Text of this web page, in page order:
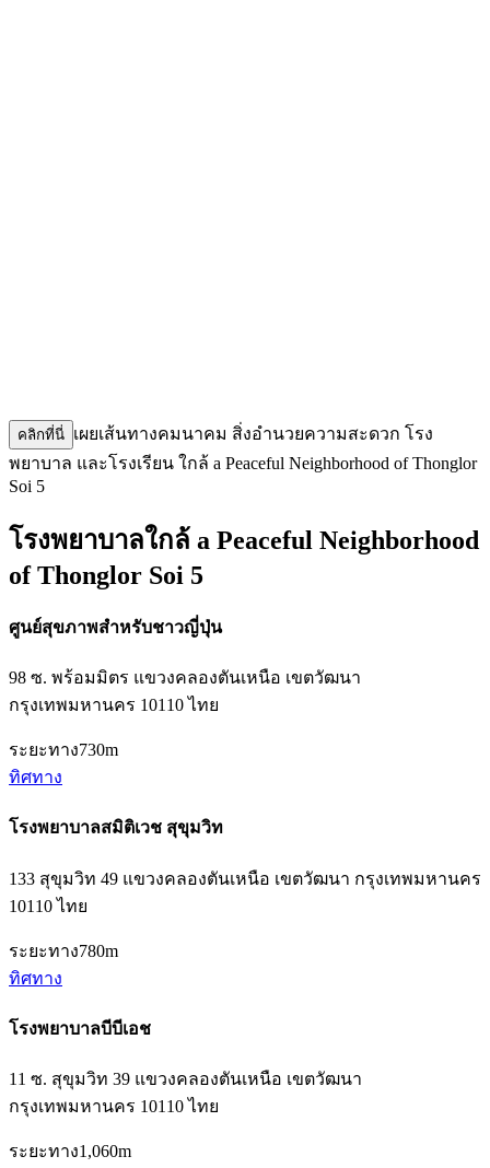
คลิกที่นี่ เผยเส้นทางคมนาคม สิ่งอำนวยความสะดวก โรง
พยาบาล และโรงเรียน ใกล้ a Peaceful Neighborhood of Thonglor
Soi 5
โรงพยาบาลใกล้ a Peaceful Neighborhood
of Thonglor Soi 5
ศูนย์สุขภาพสำหรับชาวญี่ปุ่น
98 ซ. พร้อมมิตร แขวงคลองตันเหนือ เขตวัฒนา
กรุงเทพมหานคร 10110 ไทย
ระยะทาง730m
ทิศทาง
โรงพยาบาลสมิติเวช สุขุมวิท
133 สุขุมวิท 49 แขวงคลองตันเหนือ เขตวัฒนา กรุงเทพมหานคร
10110 ไทย
ระยะทาง780m
ทิศทาง
โรงพยาบาลบีบีเอช
11 ซ. สุขุมวิท 39 แขวงคลองตันเหนือ เขตวัฒนา
กรุงเทพมหานคร 10110 ไทย
ระยะทาง1,060m